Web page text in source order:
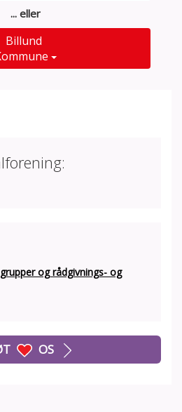
... eller
Billund
og rådgivnings- og
OS